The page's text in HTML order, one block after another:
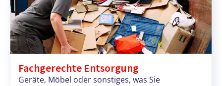
Fachgerechte Entsorgung
Geräte, Möbel oder sonstiges, was Sie